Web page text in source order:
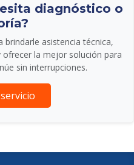
diagnóstico o
asistencia técnica,
la mejor solución para
sin interrupciones.